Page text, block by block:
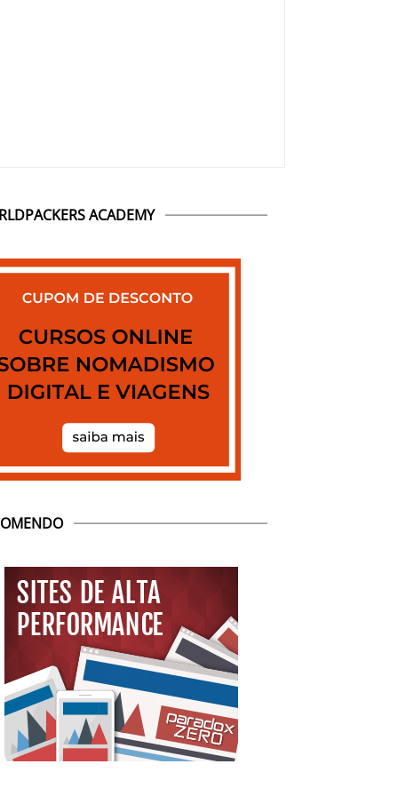
ACADEMY